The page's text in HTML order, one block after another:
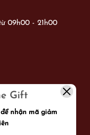
09h00 - 21h00
Gift
nhận mã giảm